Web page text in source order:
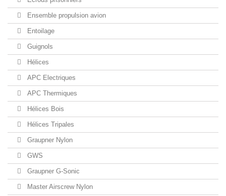
Ensemble propulsion avion
Entoilage
Guignols
Hélices
APC Electriques
APC Thermiques
Hélices Bois
Hélices Tripales
Graupner Nylon
GWS
Graupner G-Sonic
Master Airscrew Nylon